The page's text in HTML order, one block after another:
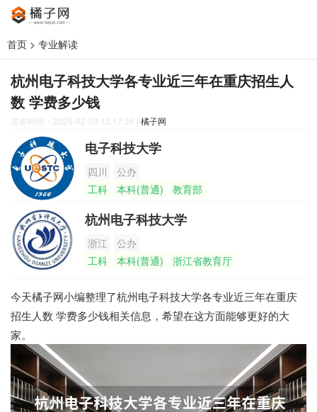
首页 > 专业解读
杭州电子科技大学各专业近三年在重庆招生人
数 学费多少钱
发布时间：2026-02-03 12:17:36 | 橘子网
电子科技大学
四川
公办
工科
本科(普通) 教育部
杭州电子科技大学
浙江
公办
工科
本科(普通) 浙江省教育厅
今天橘子网小编整理了杭州电子科技大学各专业近三年在重庆
招生人数 学费多少钱相关信息，希望在这方面能够更好的大
家。